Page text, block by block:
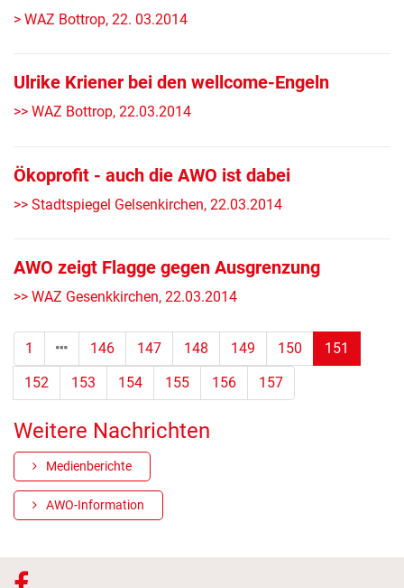
> WAZ Bottrop, 22. 03.2014
Ulrike Kriener bei den wellcome-Engeln
>> WAZ Bottrop, 22.03.2014
Ökoprofit - auch die AWO ist dabei
>> Stadtspiegel Gelsenkirchen, 22.03.2014
AWO zeigt Flagge gegen Ausgrenzung
>> WAZ Gesenkkirchen, 22.03.2014
1 146 147 148 149 150 151
152 153 154 155 156 157
Weitere Nachrichten
Medienberichte
AWO-Information